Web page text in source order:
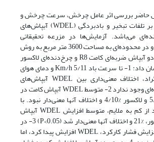
بررسی اثر عامل چرخش، سرعت چرخش و
مدت زمان آبیاری بر تلفات تبخیر و بادبردگی (WDEL) آبپاش‌های
می‌باشد. آزمایش‌ها در مزرعه تحقیقاتی
دانشگاه کردستان و در محدوده‌ای به مساحت 3600 متر مربع به روش
آبپاش منفرد روی دو آبپاش ضربه‌ای کامت R8 و چرخ‌دنده‌ای لاکسور
انجام شد. نتایج نشان داد: 1- تا سرعت باد Km/h 5/11 و دمای هوای
40 درجه سانتی‌گراد، اختلاف معنی‌داری بین WDEL آبپاش‌های
ضربه‌ای و چرخ‌دنده‌ای وجود ندارد 2- متوسط WDEL آبپاش کامت در
سرعت باد کم %5/8 و لاکسور %4/10 و اختلاف آنها معنی‌دار نبود. با
افزایش سرعت باد از کم به ملایم، متوسط افزایش WDEL آبپاش
کامت، %125 و لاکسور، %21 و اختلاف آنها معنی‌دار شد (P<0.05) 3- در
هر دو آبپاش، با افزایش فشار کارکرد، WDEL افزایش پیدا کرد، اما